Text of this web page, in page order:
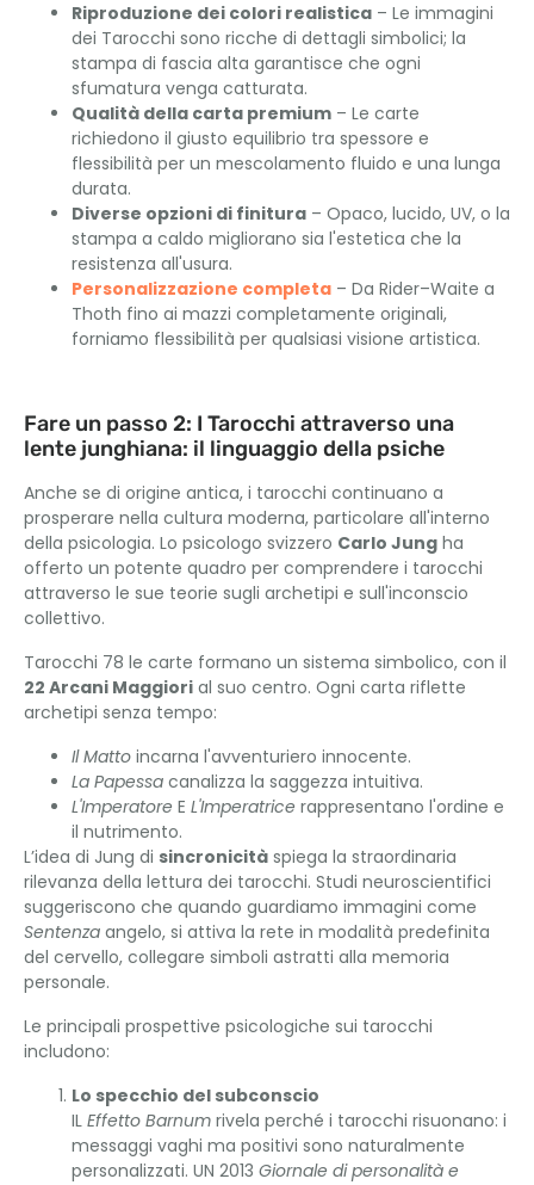
Riproduzione dei colori realistica – Le immagini
dei Tarocchi sono ricche di dettagli simbolici; la
stampa di fascia alta garantisce che ogni
sfumatura venga catturata.
Qualità della carta premium – Le carte
richiedono il giusto equilibrio tra spessore e
flessibilità per un mescolamento fluido e una lunga
durata.
Diverse opzioni di finitura – Opaco, lucido, UV, o la
stampa a caldo migliorano sia l'estetica che la
resistenza all'usura.
Personalizzazione completa – Da Rider–Waite a
Thoth fino ai mazzi completamente originali,
forniamo flessibilità per qualsiasi visione artistica.
Fare un passo 2: I Tarocchi attraverso una
lente junghiana: il linguaggio della psiche
Anche se di origine antica, i tarocchi continuano a
prosperare nella cultura moderna, particolare all'interno
della psicologia. Lo psicologo svizzero Carlo Jung ha
offerto un potente quadro per comprendere i tarocchi
attraverso le sue teorie sugli archetipi e sull'inconscio
collettivo.
Tarocchi 78 le carte formano un sistema simbolico, con il
22 Arcani Maggiori al suo centro. Ogni carta riflette
archetipi senza tempo:
Il Matto incarna l'avventuriero innocente.
La Papessa canalizza la saggezza intuitiva.
L'Imperatore E L'Imperatrice rappresentano l'ordine e
il nutrimento.
L’idea di Jung di sincronicità spiega la straordinaria
rilevanza della lettura dei tarocchi. Studi neuroscientifici
suggeriscono che quando guardiamo immagini come
Sentenza angelo, si attiva la rete in modalità predefinita
del cervello, collegare simboli astratti alla memoria
personale.
Le principali prospettive psicologiche sui tarocchi
includono:
Lo specchio del subconscio
IL Effetto Barnum rivela perché i tarocchi risuonano: i
messaggi vaghi ma positivi sono naturalmente
personalizzati. UN 2013 Giornale di personalità e